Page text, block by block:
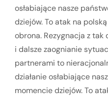
osłabiające nasze
dziejów. To atak na
obrona. Rezygnacja z tak
i dalsze zaognianie
partnerami to
działanie osłabiające
momencie dziejów. To